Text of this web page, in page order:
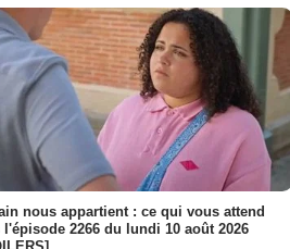
nous appartient : ce qui vous attend
l'épisode 2266 du lundi 10 août 2026